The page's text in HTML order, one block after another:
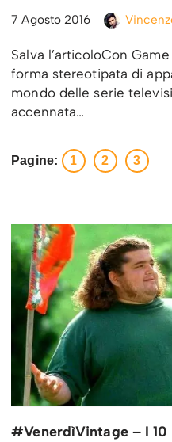
7 Agosto 2016
Salva l’articoloCon
forma stereotipata di
mondo delle serie
accennata…
Pagine: 1 2 3
#VenerdìVintage – I